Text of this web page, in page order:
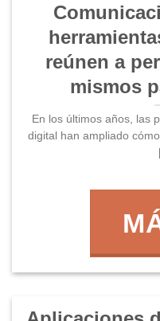
reúnen a
mismos
En los últimos años, las
digital han ampliado